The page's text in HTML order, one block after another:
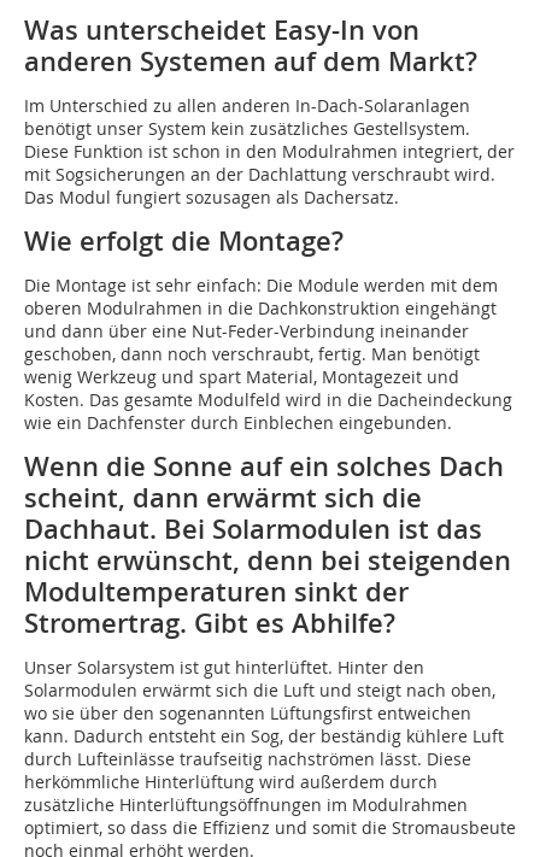
Was unterscheidet Easy-In von
anderen Systemen auf dem Markt?
Im Unterschied zu allen anderen In-Dach-Solaranlagen
benötigt unser System kein zusätzliches Gestellsystem.
Diese Funktion ist schon in den Modulrahmen integriert, der
mit Sogsicherungen an der Dachlattung verschraubt wird.
Das Modul fungiert sozusagen als Dachersatz.
Wie erfolgt die Montage?
Die Montage ist sehr einfach: Die Module werden mit dem
oberen Modulrahmen in die Dachkonstruktion eingehängt
und dann über eine Nut-Feder-Verbindung ineinander
geschoben, dann noch verschraubt, fertig. Man benötigt
wenig Werkzeug und spart Material, Montagezeit und
Kosten. Das gesamte Modulfeld wird in die Dacheindeckung
wie ein Dachfenster durch Einblechen eingebunden.
Wenn die Sonne auf ein solches Dach
scheint, dann erwärmt sich die
Dachhaut. Bei Solarmodulen ist das
nicht erwünscht, denn bei steigenden
Modultemperaturen sinkt der
Stromertrag. Gibt es Abhilfe?
Unser Solarsystem ist gut hinterlüftet. Hinter den
Solarmodulen erwärmt sich die Luft und steigt nach oben,
wo sie über den sogenannten Lüftungsfirst entweichen
kann. Dadurch entsteht ein Sog, der beständig kühlere Luft
durch Lufteinlässe traufseitig nachströmen lässt. Diese
herkömmliche Hinterlüftung wird außerdem durch
zusätzliche Hinterlüftungsöffnungen im Modulrahmen
optimiert, so dass die Effizienz und somit die Stromausbeute
noch einmal erhöht werden.